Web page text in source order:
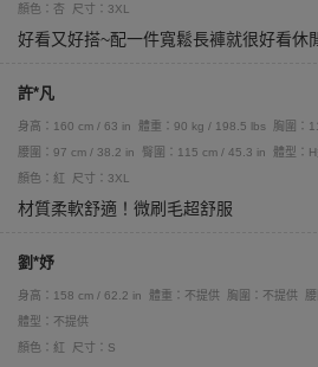
顏色：杏
尺寸：3XL
好看又好搭~配一件寬鬆長褲就很好看休
許*凡
身高：160 cm / 63 in 體重：90 kg / 198.5 lbs
胸圍：
腰圍：97 cm / 38.2 in
臀圍：115 cm / 45.3 in
體型：H
顏色：紅
尺寸：3XL
材質柔軟舒適！微刷毛超舒服
劉*妤
身高：158 cm / 62.2 in 體重：不提供 胸圍：不提供
體型：不提供
顏色：紅
尺寸：S